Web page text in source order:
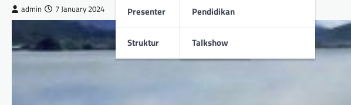
Presenter
Struktur
Pendidikan
Talkshow
admin 7 January 2024